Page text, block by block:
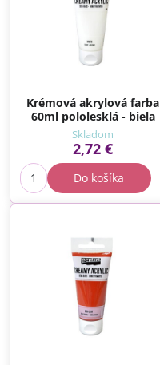
Krémová akrylová farba
60ml pololesklá - biela
Skladom
2,72 €
Do košíka